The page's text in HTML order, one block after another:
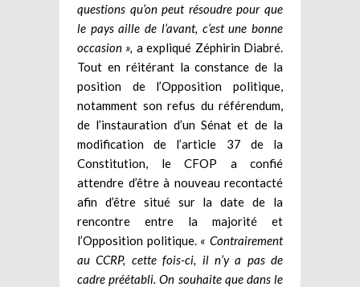
questions qu’on peut résoudre pour que
le pays aille de l’avant, c’est une bonne
occasion », a expliqué Zéphirin Diabré.
Tout en réitérant la constance de la
position de l’Opposition politique,
notamment son refus du référendum,
de l’instauration d’un Sénat et de la
modification de l’article 37 de la
Constitution, le CFOP a confié
attendre d’être à nouveau recontacté
afin d’être situé sur la date de la
rencontre entre la majorité et
l’Opposition politique. « Contrairement
au CCRP, cette fois-ci, il n’y a pas de
cadre préétabli. On souhaite que dans le